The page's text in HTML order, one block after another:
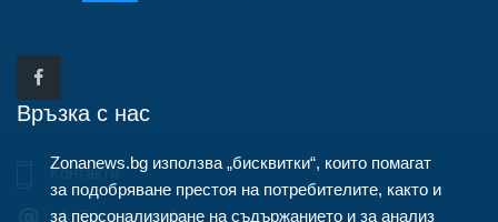
Връзка с нас
Контакти
info@zonanews.bg
Zonanews.bg използва „бисквитки“, които помагат
за подобряване престоя на потребителите, както и
за персонализиране на съдържанието и за анализ